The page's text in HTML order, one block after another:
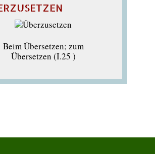
Beim Übersetzen; zum
Übersetzen (I.25 )